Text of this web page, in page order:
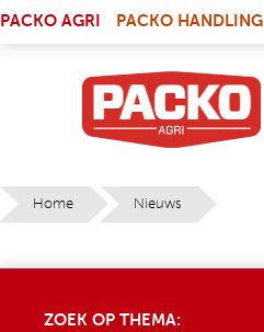
PACKO AGRI
PACKO HANDLING
Home Nieuws
ZOEK OP THEMA: